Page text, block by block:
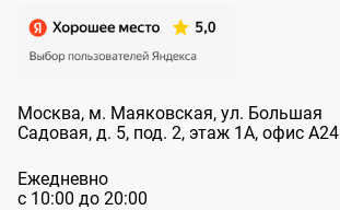
Москва, м. Маяковская, ул. Большая
Садовая, д. 5, под. 2, этаж 1А, офис А24
Ежедневно
с 10:00 до 20:00